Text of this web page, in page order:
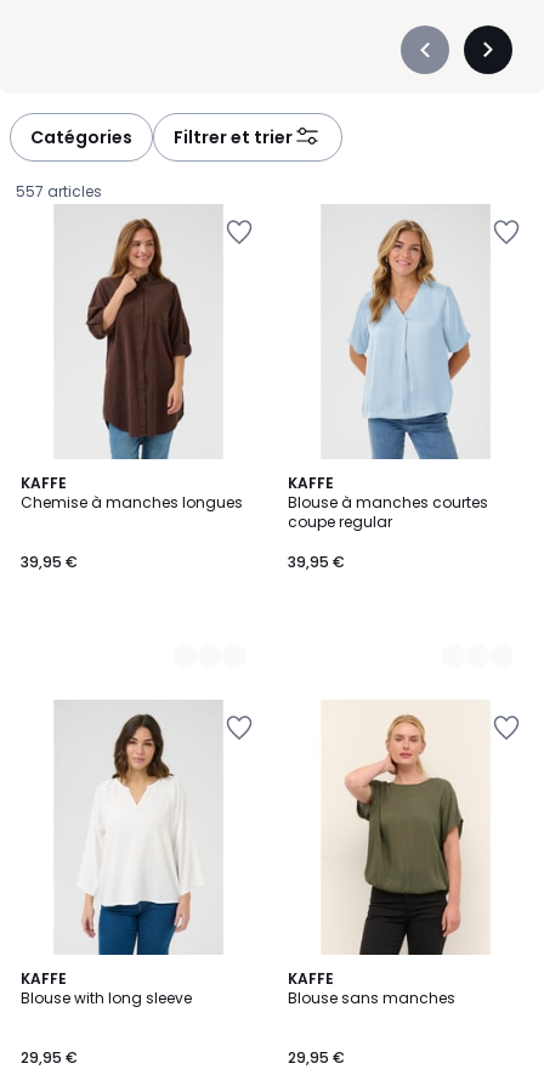
Précédent
Catégories Filtrer et trier
557 articles
KAFFE
Chemise à manches longues
€.
39,95 €
13
Couleurs
KAFFE
Blouse à manches courtes
coupe regular
39,95 €
3
Couleurs
KAFFE
Blouse with long sleeve
29,95 €
3
Couleurs
KAFFE
Blouse sans manches
29,95 €
4,5
/ 5
19
Couleurs